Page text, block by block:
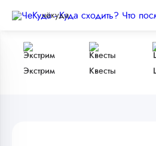
чёкуда
Экстрим Квесты